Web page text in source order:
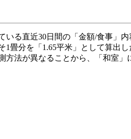
る直近30日間の「金額/食事」内
畳分を「1.65平米」として算出し
法が異なることから、「和室